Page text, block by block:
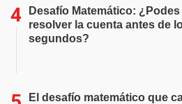
Desafío Matemático: ¿Podes
resolver la cuenta antes de
segundos?
El desafío matemático que